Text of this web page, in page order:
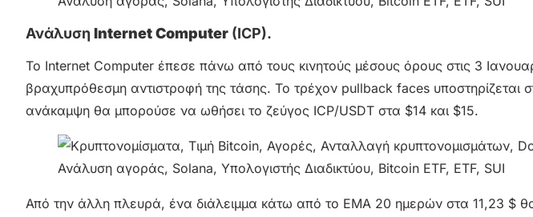
Ανάλυση Internet Computer (ICP).
Το Internet Computer έπεσε πάνω από τους κινητούς μέσους όρους στις 3
βραχυπρόθεσμη αντιστροφή της τάσης. Το τρέχον pullback faces υποστηρίζεται
ανάκαμψη θα μπορούσε να ωθήσει το ζεύγος ICP/USDT στα $14 και $15.
Από την άλλη πλευρά, ένα διάλειμμα κάτω από το EMA 20 ημερών στα 11,23 $